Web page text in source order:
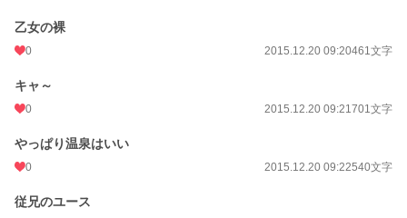
乙女の裸
0 2015.12.20 09:20461文字
キャ～
0 2015.12.20 09:21701文字
やっぱり温泉はいい
0 2015.12.20 09:22540文字
従兄のユース